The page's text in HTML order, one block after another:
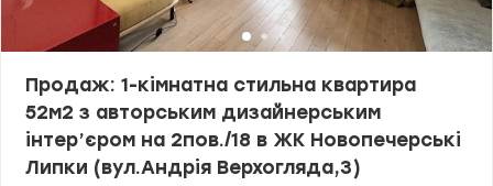
Продаж: 1-кімнатна стильна квартира
52м2 з авторським дизайнерським
інтер’єром на 2пов./18 в ЖК Новопечерські
Липки (вул.Андрія Верхогляда,3)